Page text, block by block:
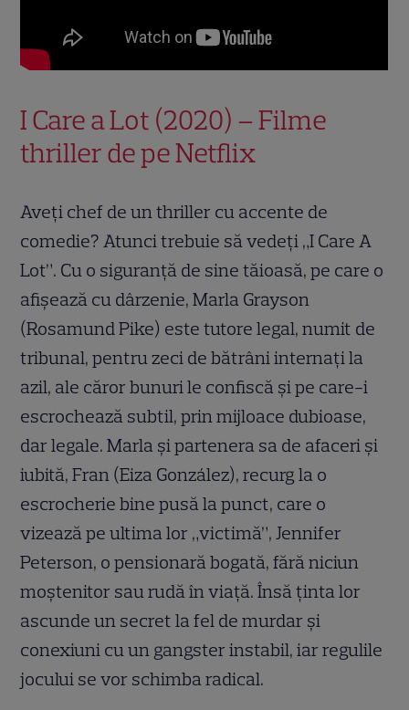
I Care a Lot (2020) – Filme
thriller de pe Netflix
Aveți chef de un thriller cu accente de
comedie? Atunci trebuie să vedeți „I Care A
Lot”. Cu o siguranță de sine tăioasă, pe care o
afișează cu dârzenie, Marla Grayson
(Rosamund Pike) este tutore legal, numit de
tribunal, pentru zeci de bătrâni internați la
azil, ale căror bunuri le confiscă și pe care-i
escrochează subtil, prin mijloace dubioase,
dar legale. Marla și partenera sa de afaceri și
iubită, Fran (Eiza González), recurg la o
escrocherie bine pusă la punct, care o
vizează pe ultima lor „victimă”, Jennifer
Peterson, o pensionară bogată, fără niciun
moștenitor sau rudă în viață. Însă ținta lor
ascunde un secret la fel de murdar și
conexiuni cu un gangster instabil, iar regulile
jocului se vor schimba radical.